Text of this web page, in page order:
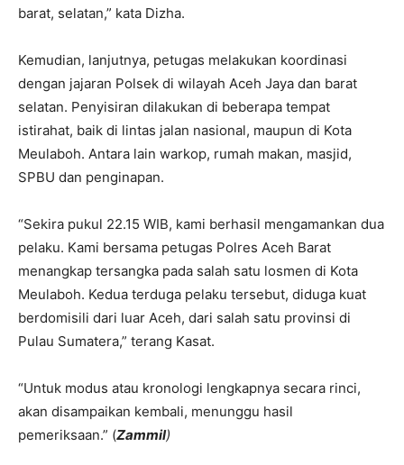
barat, selatan,” kata Dizha.
Kemudian, lanjutnya, petugas melakukan koordinasi
dengan jajaran Polsek di wilayah Aceh Jaya dan barat
selatan. Penyisiran dilakukan di beberapa tempat
istirahat, baik di lintas jalan nasional, maupun di Kota
Meulaboh. Antara lain warkop, rumah makan, masjid,
SPBU dan penginapan.
“Sekira pukul 22.15 WIB, kami berhasil mengamankan dua
pelaku. Kami bersama petugas Polres Aceh Barat
menangkap tersangka pada salah satu losmen di Kota
Meulaboh. Kedua terduga pelaku tersebut, diduga kuat
berdomisili dari luar Aceh, dari salah satu provinsi di
Pulau Sumatera,” terang Kasat.
“Untuk modus atau kronologi lengkapnya secara rinci,
akan disampaikan kembali, menunggu hasil
pemeriksaan.” (Zammil)